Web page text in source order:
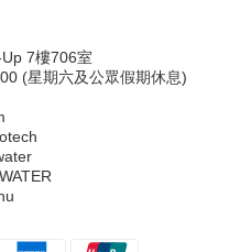
7樓706室
(星期六及公眾假期休息)